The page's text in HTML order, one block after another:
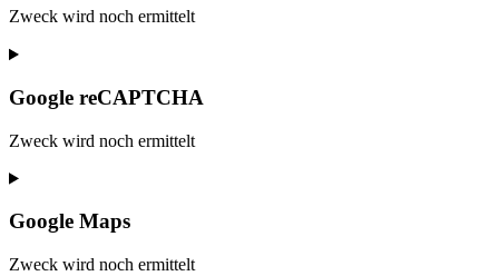
Zweck wird noch ermittelt
Consent
service
google-
fonts
Google reCAPTCHA
Zweck wird noch ermittelt
Consent
service
google-
recaptcha
Google Maps
Zweck wird noch ermittelt